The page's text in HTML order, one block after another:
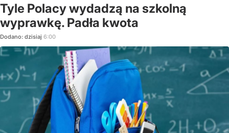
Tyle Polacy wydadzą na szkolną
wyprawkę. Padła kwota
Dodano: dzisiaj 6:00